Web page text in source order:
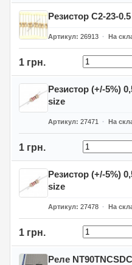
Резистор С2-23-
Артикул 26913 На
1 грн.
Резистор (+/-5%)
size
Артикул 27471 На
1 грн.
Резистор (+/-5%)
size
Артикул 27478 На
1 грн.
Реле